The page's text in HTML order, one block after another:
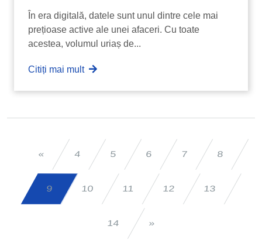
În era digitală, datele sunt unul dintre cele mai
prețioase active ale unei afaceri. Cu toate
acestea, volumul uriaș de...
Citiți mai mult
« 4 5 6 7 8
9 10 11 12 13
14 »